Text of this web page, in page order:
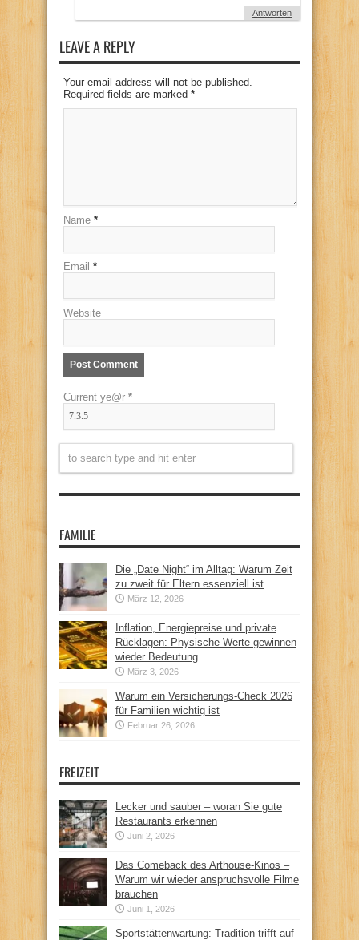
Antworten
LEAVE A REPLY
Your email address will not be published.
Required fields are marked *
Name *
Email *
Website
Current ye@r *
FAMILIE
Die „Date Night“ im Alltag: Warum Zeit
zu zweit für Eltern essenziell ist
März 12, 2026
Inflation, Energiepreise und private
Rücklagen: Physische Werte gewinnen
wieder Bedeutung
März 3, 2026
Warum ein Versicherungs-Check 2026
für Familien wichtig ist
Februar 26, 2026
FREIZEIT
Lecker und sauber – woran Sie gute
Restaurants erkennen
Juni 2, 2026
Das Comeback des Arthouse-Kinos –
Warum wir wieder anspruchsvolle Filme
brauchen
Juni 1, 2026
Sportstättenwartung: Tradition trifft auf